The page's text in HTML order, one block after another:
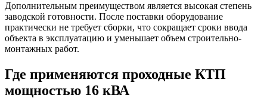
Дополнительным преимуществом является высокая степень
заводской готовности. После поставки оборудование
практически не требует сборки, что сокращает сроки ввода
объекта в эксплуатацию и уменьшает объем строительно-
монтажных работ.
Где применяются проходные КТП
мощностью 16 кВА